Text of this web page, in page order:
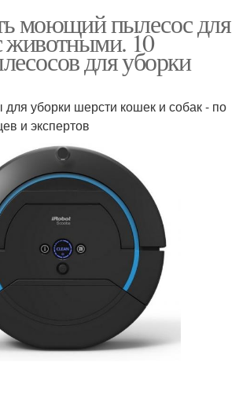
моющий пылесос для
животными. 10
для уборки
уборки шерсти кошек и собак - по
и экспертов